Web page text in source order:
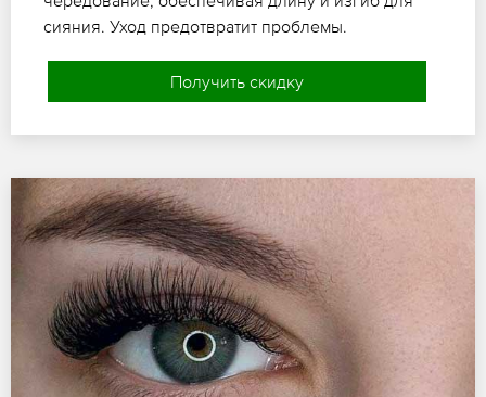
сияния. Уход предотвратит проблемы.
Получить скидку